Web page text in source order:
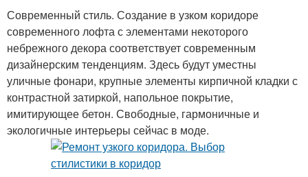
Современный стиль. Создание в узком коридоре
современного лофта с элементами некоторого
небрежного декора соответствует современным
дизайнерским тенденциям. Здесь будут уместны
уличные фонари, крупные элементы кирпичной кладки с
контрастной затиркой, напольное покрытие,
имитирующее бетон. Свободные, гармоничные и
экологичные интерьеры сейчас в моде.